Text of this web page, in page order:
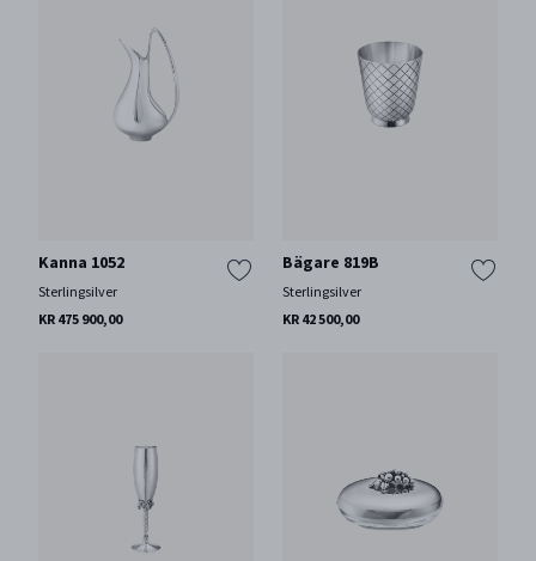
Kanna 1052
Sterlingsilver
KR 475 900,00
Bägare 819B
Sterlingsilver
KR 42 500,00